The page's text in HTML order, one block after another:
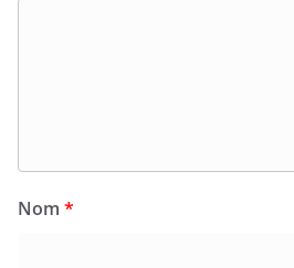
Nom *